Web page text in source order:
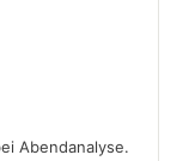
Abendanalyse.